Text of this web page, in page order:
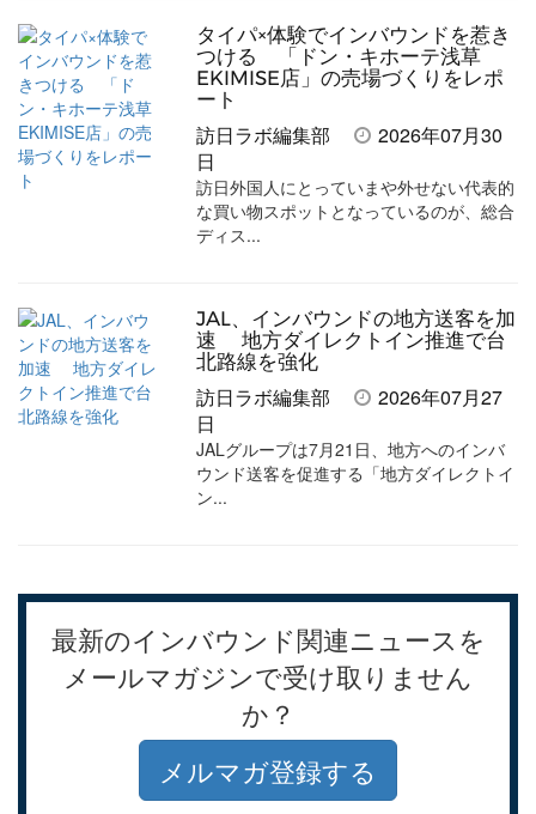
タイパ×体験でインバウンドを惹き
つける 「ドン・キホーテ浅草
EKIMISE店」の売場づくりをレポ
ート
訪日ラボ編集部
2026年07月30
日
訪日外国人にとっていまや外せない代表的
な買い物スポットとなっているのが、総合
ディス...
JAL、インバウンドの地方送客を加
速 地方ダイレクトイン推進で台
北路線を強化
訪日ラボ編集部
2026年07月27
日
JALグループは7月21日、地方へのインバ
ウンド送客を促進する「地方ダイレクトイ
ン...
最新のインバウンド関連ニュースを
メールマガジンで受け取りません
か？
メルマガ登録する